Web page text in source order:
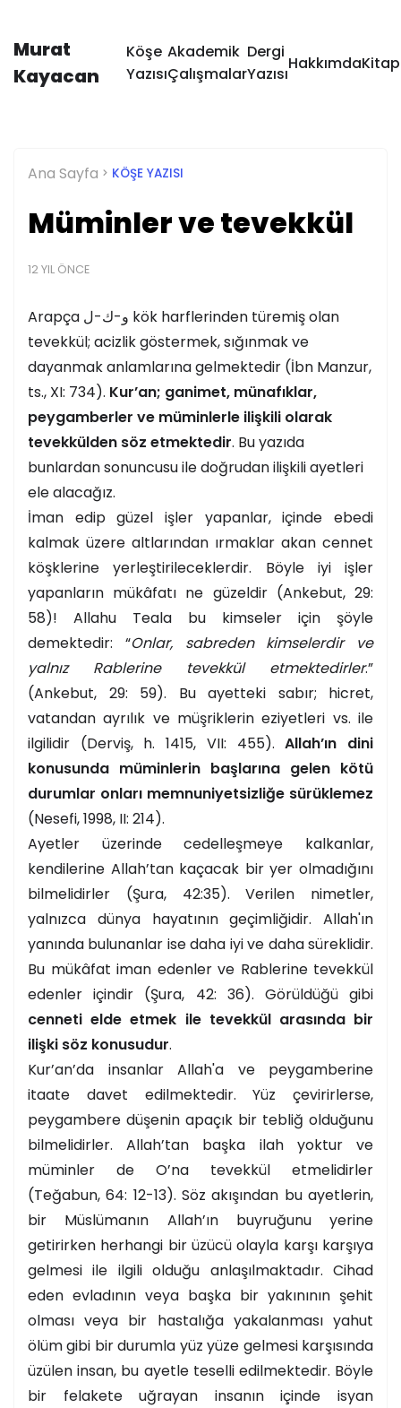
Murat
Kayacan
Köşe
Yazısı
Akademik
Çalışmalar
Dergi
Yazısı
HakkımdaKitap
Ana Sayfa KÖŞE YAZISI
Müminler ve tevekkül
12 YIL ÖNCE
Arapça و-ك-ل kök harflerinden türemiş olan
tevekkül; acizlik göstermek, sığınmak ve
dayanmak anlamlarına gelmektedir (İbn Manzur,
ts., XI: 734). Kur’an; ganimet, münafıklar,
peygamberler ve müminlerle ilişkili olarak
tevekkülden söz etmektedir. Bu yazıda
bunlardan sonuncusu ile doğrudan ilişkili ayetleri
ele alacağız.
İman edip güzel işler yapanlar, içinde ebedi
kalmak üzere altlarından ırmaklar akan cennet
köşklerine yerleştirileceklerdir. Böyle iyi işler
yapanların mükâfatı ne güzeldir (Ankebut, 29:
58)! Allahu Teala bu kimseler için şöyle
demektedir: “Onlar, sabreden kimselerdir ve
yalnız Rablerine tevekkül etmektedirler.”
(Ankebut, 29: 59). Bu ayetteki sabır; hicret,
vatandan ayrılık ve müşriklerin eziyetleri vs. ile
ilgilidir (Derviş, h. 1415, VII: 455).Allah’ın dini
konusunda müminlerin başlarına gelen kötü
durumlar onları memnuniyetsizliğe sürüklemez
(Nesefi, 1998, II: 214).
Ayetler üzerinde cedelleşmeye kalkanlar,
kendilerine Allah’tan kaçacak bir yer olmadığını
bilmelidirler (Şura, 42:35). Verilen nimetler,
yalnızca dünya hayatının geçimliğidir. Allah'ın
yanında bulunanlar ise daha iyi ve daha süreklidir.
Bu mükâfat iman edenler ve Rablerine tevekkül
edenler içindir (Şura, 42: 36). Görüldüğü gibi
cenneti elde etmek ile tevekkül arasında bir
ilişki söz konusudur.
Kur’an’da insanlar Allah'a ve peygamberine
itaate davet edilmektedir. Yüz çevirirlerse,
peygambere düşenin apaçık bir tebliğ olduğunu
bilmelidirler. Allah’tan başka ilah yoktur ve
müminler de O’na tevekkül etmelidirler
(Teğabun, 64: 12-13). Söz akışından bu ayetlerin,
bir Müslümanın Allah’ın buyruğunu yerine
getirirken herhangi bir üzücü olayla karşı karşıya
gelmesi ile ilgili olduğu anlaşılmaktadır. Cihad
eden evladının veya başka bir yakınının şehit
olması veya bir hastalığa yakalanması yahut
ölüm gibi bir durumla yüz yüze gelmesi karşısında
üzülen insan, bu ayetle teselli edilmektedir. Böyle
bir felakete uğrayan insanın içinde isyan